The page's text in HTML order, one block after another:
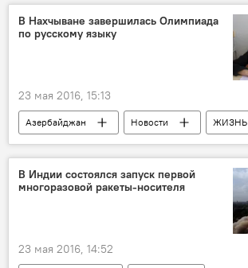
Евгений Михайлов
Талибан
В Нахчыване завершилась Олимпиада
по русскому языку
23 мая 2016, 15:13
Азербайджан Новости ЖИЗНЬ
В Индии состоялся запуск первой
многоразовой ракеты-носителя
23 мая 2016, 14:52